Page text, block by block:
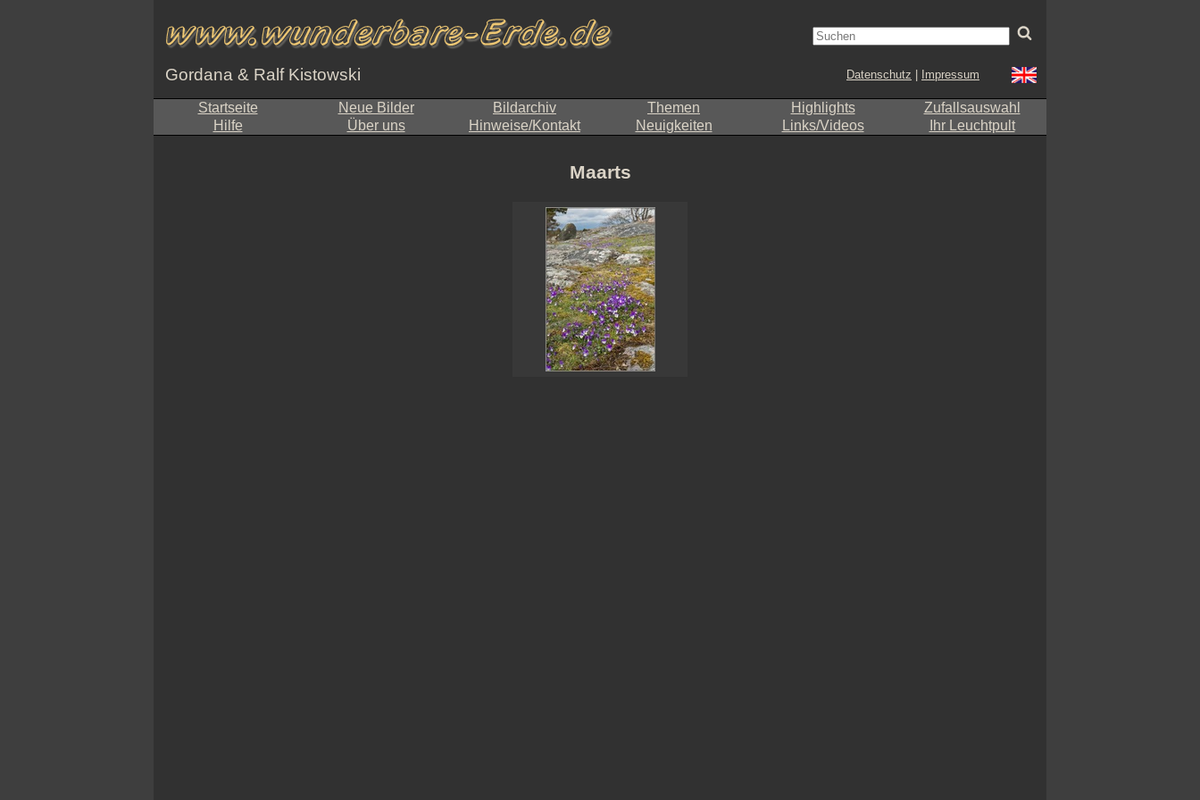
Gordana & Ralf Kistowski Datenschutz Impressum
Startseite Neue Bilder Bildarchiv Themen Highlights
Zufallsauswahl
Hilfe
Über uns Hinweise/Kontakt Neuigkeiten Links/Videos Ihr Leuchtpult
Maarts